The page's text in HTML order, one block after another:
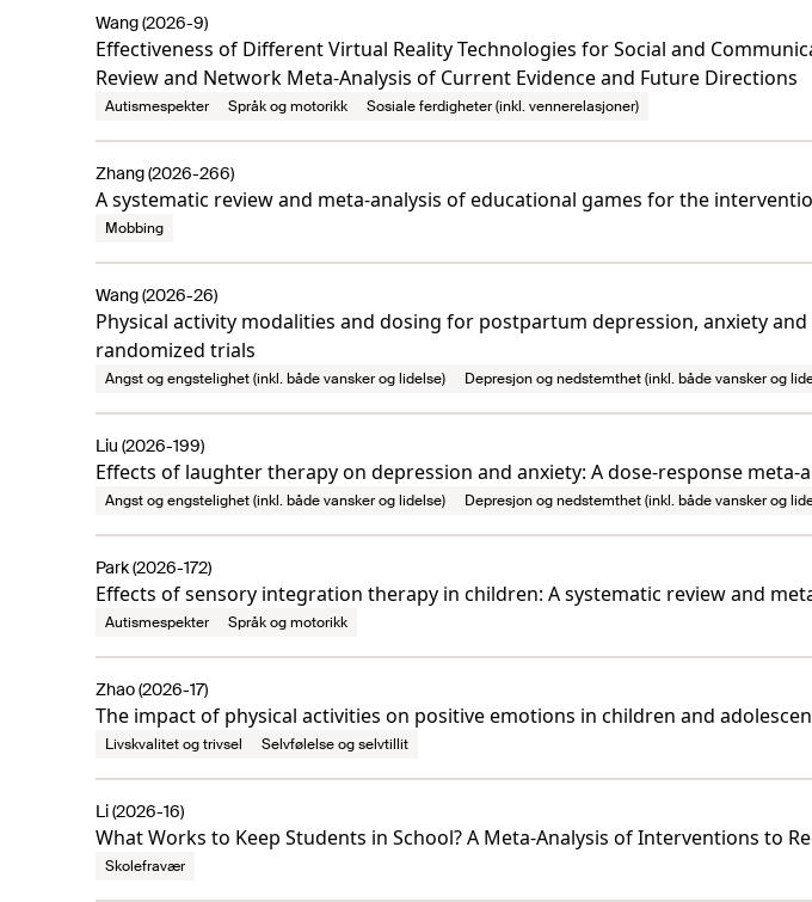
Effectiveness of Different Virtual Reality Technologies for Social and
Review and Network Meta-Analysis of Current Evidence and Future Directions
Wang (2026-9)
Autismespekter Språk og motorikk Sosiale ferdigheter (inkl. vennerelasjoner)
A systematic review and meta-analysis of educational games for the
Zhang (2026-266)
Mobbing
Physical activity modalities and dosing for postpartum depression, anxiety
randomized trials
Wang (2026-26)
Angst og engstelighet (inkl. både vansker og lidelse) Depresjon og nedstemthet (inkl. både vansker og
Effects of laughter therapy on depression and anxiety: A dose-response
Liu (2026-199)
Angst og engstelighet (inkl. både vansker og lidelse) Depresjon og nedstemthet (inkl. både vansker og
Effects of sensory integration therapy in children: A systematic review and
Park (2026-172)
Autismespekter Språk og motorikk
The impact of physical activities on positive emotions in children and
Zhao (2026-17)
Livskvalitet og trivsel Selvfølelse og selvtillit
What Works to Keep Students in School? A Meta-Analysis of Interventions to
Li (2026-16)
Skolefravær